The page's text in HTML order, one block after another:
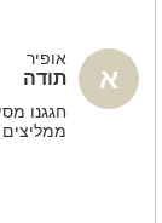
א
אופיר
תודה
חגגנו